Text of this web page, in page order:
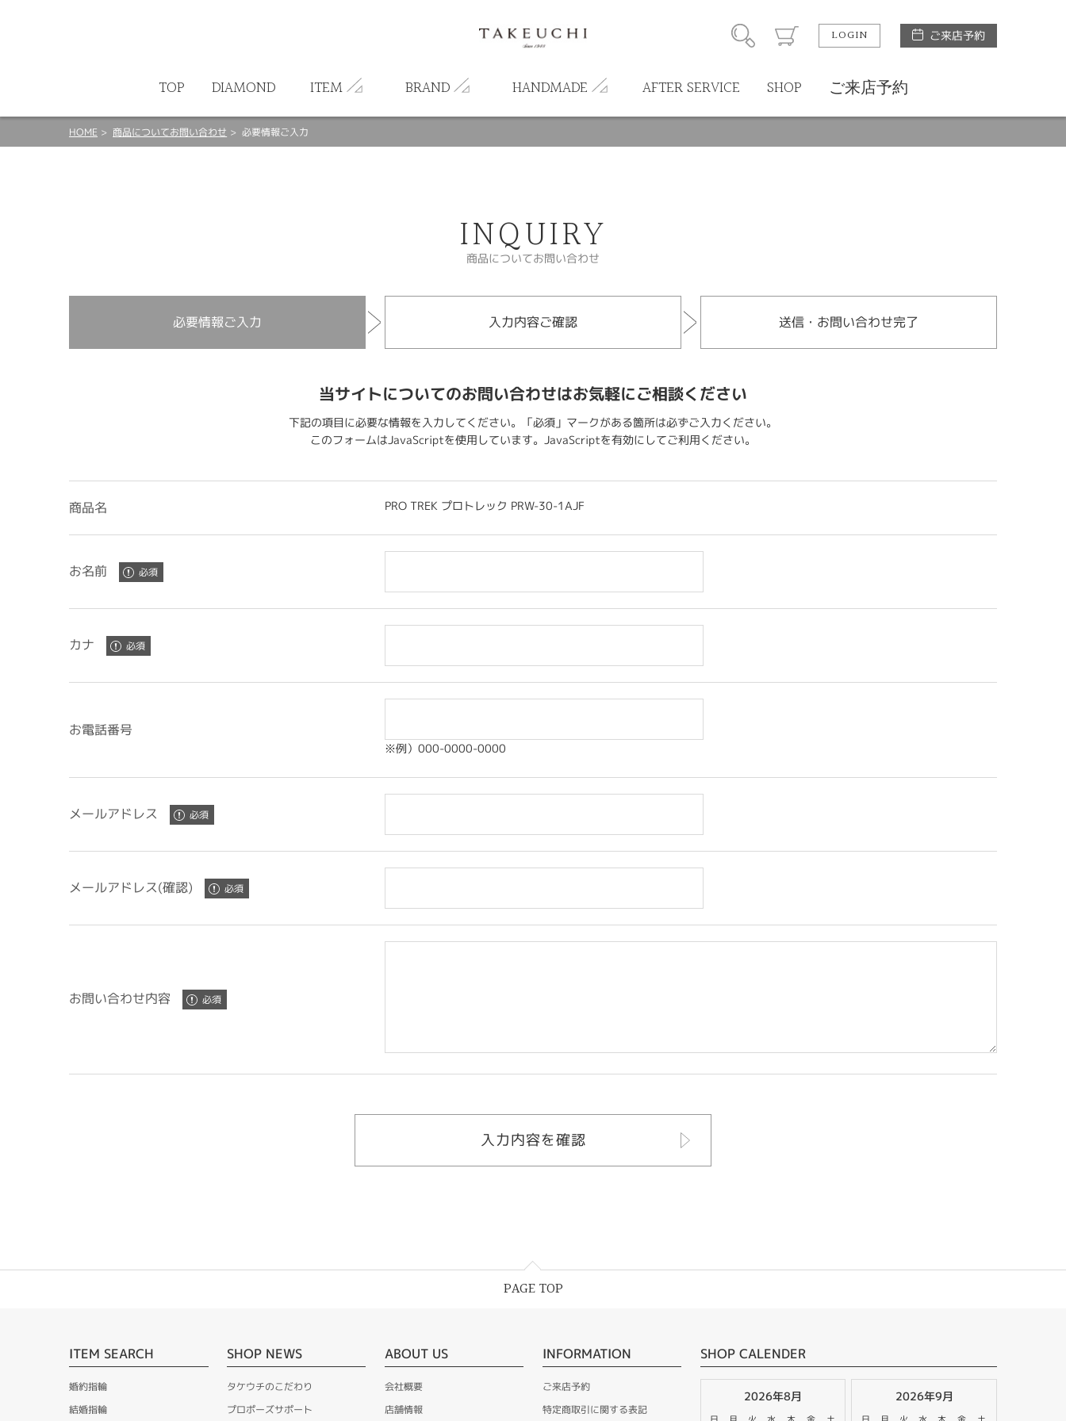
LOGIN ご来店予約
TOP DIAMOND ITEM BRAND HANDMADE AFTER SERVICE SHOP ご来店予約
HOME 商品についてお問い合わせ 必要情報ご入力
INQUIRY
商品についてお問い合わせ
必要情報ご入力 入力内容ご確認 送信・お問い合わせ完了
当サイトについてのお問い合わせはお気軽にご相談ください
下記の項目に必要な情報を入力してください。「必須」マークがある箇所は必ずご入力ください。
このフォームはJavaScriptを使用しています。JavaScriptを有効にしてご利用ください。
商品名 PRO TREK プロトレック PRW-30-1AJF
お名前
カナ
お電話番号
※例）000-0000-0000
メールアドレス
メールアドレス(確認)
お問い合わせ内容
PAGE TOP
ITEM SEARCH
婚約指輪
結婚指輪
SHOP NEWS
タケウチのこだわり
プロポーズサポート
ABOUT US
会社概要
店舗情報
INFORMATION
ご来店予約
特定商取引に関する表記
SHOP CALENDER
2026年8月 2026年9月